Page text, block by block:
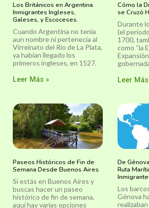
Los Británicos en Argentina.
Inmigrantes Ingleses,
Galeses, y Escoceses.
Cuando Argentina no tenia
aun nombre ni pertenecía al
Virreinato del Río de La Plata,
ya habían llegado los
primeros ingleses, en 1527.
Leer Más »
Cómo la
se Cruzó
Durante
(el
1700,
como “la
Leer
Paseos Históricos de Fin de
Semana Desde Buenos Aires
Si estás en Buenos Aires y
buscas hacer un paseo
histórico de fin de semana,
aquí hay varias opciones
De
Ruta
Los
Génova